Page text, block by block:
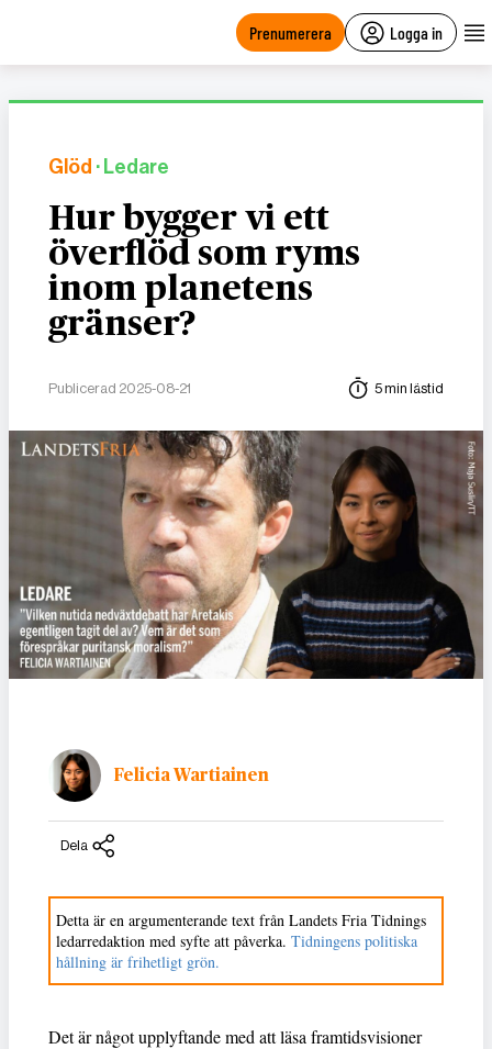
Prenumerera Logga in
Glöd · Ledare
Hur bygger vi ett
överflöd som ryms
inom planetens
gränser?
Publicerad 2025-08-21 5 min lästid
Felicia Wartiainen
Dela
Detta är en argumenterande text från Landets Fria Tidnings
ledarredaktion med syfte att påverka. Tidningens politiska
hållning är frihetligt grön.
Det är något upplyftande med att läsa framtidsvisioner